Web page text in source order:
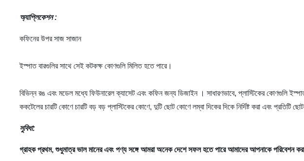
অ্যাপ্লিকেশন :
কফিনের উপর সাজ সাজান
ইস্পাত বারগুলির সাথে সেই কটকক্ষ কোণগুলি মিলিত হতে পারে।
বিভিন্ন রঙ এবং মডেল মধ্যে ফিউনারেল ক্যাসেট এবং কফিন জন্য ডিজাইন । সাধারণভাবে, প্লাস্টিকের কোণগুলি
ককটেলের চারটি কোণে চারটি বড় বড় প্লাস্টিকের কোণে, দুটি ছোট কোণে লম্বা দিকের দিকে নির্দিষ্ট করা এবং
সুবিধা:
গ্রাহক প্রথম, শুধুমাত্র ভাল মানের এবং পণ্য সঙ্গে আমরা অনেক দেশে সফল হতে পারে আমাদের আপনাকে পরিবেশন